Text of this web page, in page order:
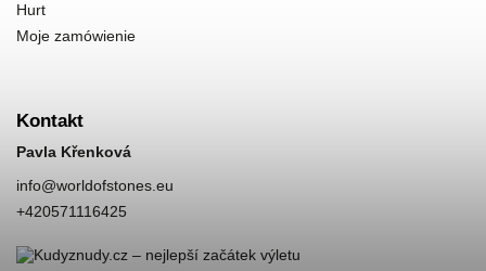
Hurt
Moje zamówienie
Kontakt
Pavla Křenková
info@worldofstones.eu
+420571116425